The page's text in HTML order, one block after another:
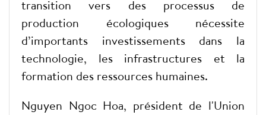
transition vers des processus de
production écologiques nécessite
d’importants investissements dans la
technologie, les infrastructures et la
formation des ressources humaines.
Nguyen Ngoc Hoa, président de l'Union